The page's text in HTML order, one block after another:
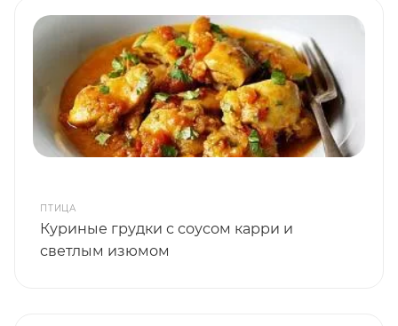
ПТИЦА
Куриные грудки с соусом карри и
светлым изюмом